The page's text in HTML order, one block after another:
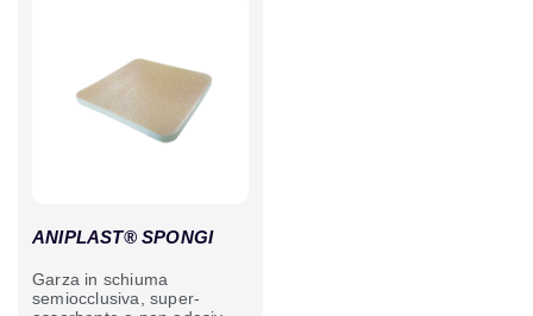
ANIPLAST® SPONGI
Garza in schiuma
semiocclusiva, super-